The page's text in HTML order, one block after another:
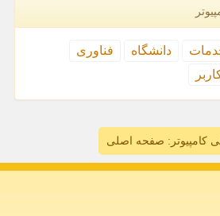
دانشگاه
فناوری
کامپیوتر: صفحه اصلی